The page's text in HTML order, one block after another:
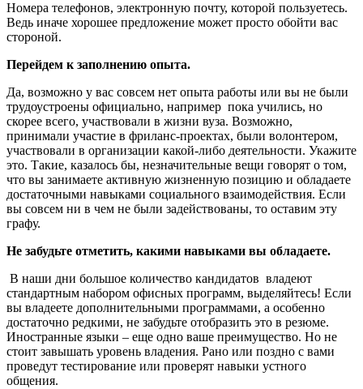
Номера телефонов, электронную почту, которой пользуетесь.
Ведь иначе хорошее предложение может просто обойти вас
стороной.
Перейдем к заполнению опыта.
Да, возможно у вас совсем нет опыта работы или вы не были
трудоустроены официально, например пока учились, но
скорее всего, участвовали в жизни вуза. Возможно,
принимали участие в фриланс-проектах, были волонтером,
участвовали в организации какой-либо деятельности. Укажите
это. Такие, казалось бы, незначительные вещи говорят о том,
что вы занимаете активную жизненную позицию и обладаете
достаточными навыками социального взаимодействия. Если
вы совсем ни в чем не были задействованы, то оставим эту
графу.
Не забудьте отметить, какими навыками вы обладаете.
В наши дни большое количество кандидатов владеют
стандартным набором офисных программ, выделяйтесь! Если
вы владеете дополнительными программами, а особенно
достаточно редкими, не забудьте отобразить это в резюме.
Иностранные языки – еще одно ваше преимущество. Но не
стоит завышать уровень владения. Рано или поздно с вами
проведут тестирование или проверят навыки устного
общения.